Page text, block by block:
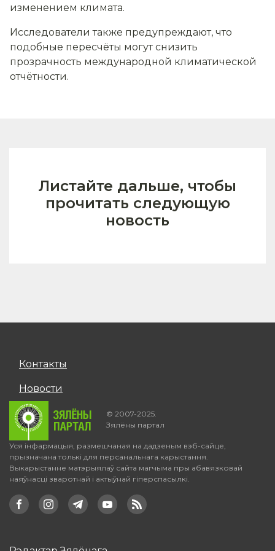
изменением климата.
Исследователи также предупреждают, что
подобные пересчёты могут снизить
прозрачность международной климатической
отчётности.
Листайте дальше, чтобы
прочитать следующую
новость
Контакты
Новости
© 2007-2025.
Зялёны партал
Уся інфармацыя, размешчаная на дадзеным вэб-сайце,
прызначана толькі для персанальнага карыстання.
Выкарыстанне матэрыялаў сайта магчыма пры абавязковай
наяўнасці зваротнай і актыўнай гіперспасылкі.